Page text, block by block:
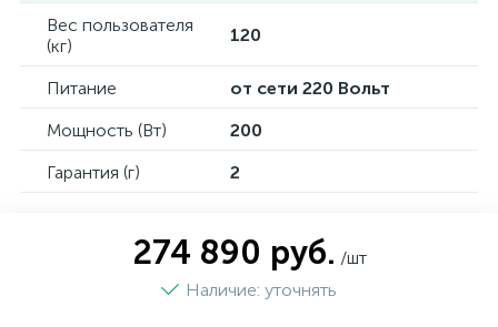
Вес пользователя
(кг)
120
Питание
от сети 220 Вольт
Мощность (Вт)
200
Гарантия (г)
2
274 890 руб. /шт
Наличие: уточнять